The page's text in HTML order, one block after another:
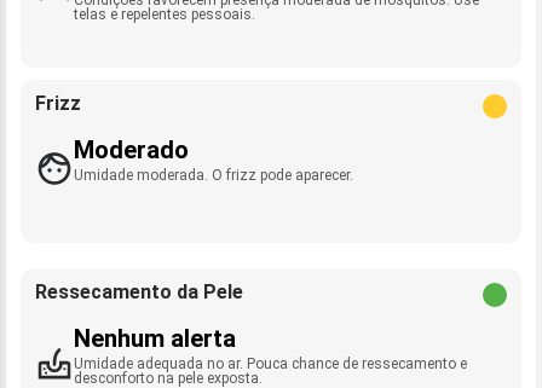
telas e repelentes pessoais.
Frizz
Moderado
Umidade moderada. O frizz pode aparecer.
Ressecamento da Pele
Nenhum alerta
Umidade adequada no ar. Pouca chance de ressecamento e
desconforto na pele exposta.